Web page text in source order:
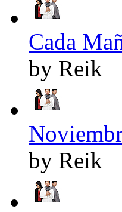
Cada
by Reik
by Reik